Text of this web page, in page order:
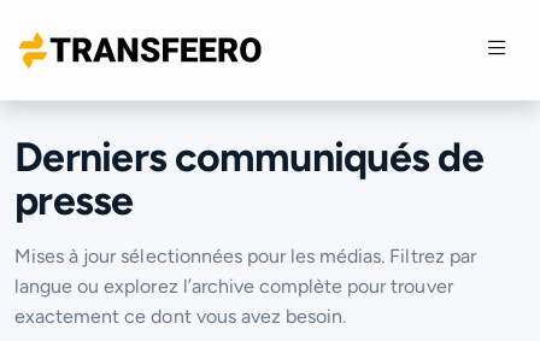
Derniers communiqués de
presse
Mises à jour sélectionnées pour les médias. Filtrez par
langue ou explorez l’archive complète pour trouver
exactement ce dont vous avez besoin.